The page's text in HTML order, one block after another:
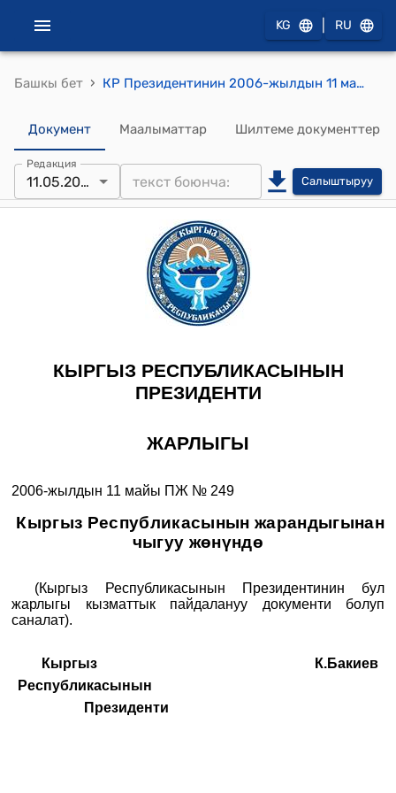
KG RU
Башкы бет › КР Президентинин 2006-жылдын 11 майындагы ПЖ № 249 "Кыргыз Республикасынын жарандыгынан чыгуу жөнүндө" Жарлыгы
Документ Маалыматтар Шилтеме документтер
Редакция
11.05.2006 Салыштыруу